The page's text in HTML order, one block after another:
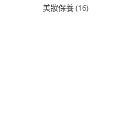
美妝保養 16